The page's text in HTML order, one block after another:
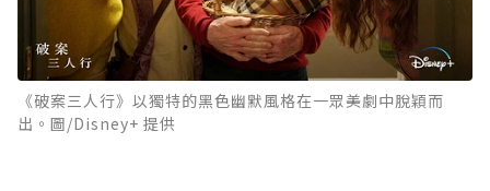
《破案三人行》以獨特的黑色幽默風格在一眾美劇中脫穎而
出。圖/Disney+ 提供